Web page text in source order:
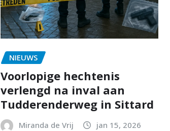
NIEUWS
Voorlopige hechtenis
verlengd na inval aan
Tudderenderweg in Sittard
Miranda de Vrij jan 15, 2026